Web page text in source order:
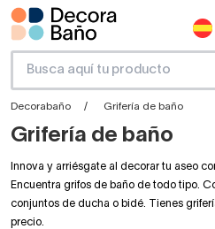
Decorabaño Grifería de baño
Grifería de baño
Innova y arriésgate al decorar tu aseo
Encuentra grifos de baño de todo tipo.
conjuntos de ducha o bidé. Tienes
precio.